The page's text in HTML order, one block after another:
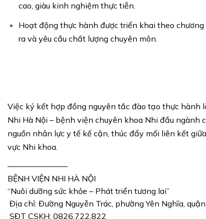
cao, giàu kinh nghiệm thực tiễn.
Hoạt động thực hành được triển khai theo
ra và yêu cầu chất lượng chuyên môn.
Việc ký kết hợp đồng nguyên tắc đào tạo thực
Nhi Hà Nội – bệnh viện chuyên khoa Nhi đầu
nguồn nhân lực y tế kế cận, thúc đẩy mối liên kết
vực Nhi khoa.
———————–
BỆNH VIỆN NHI HÀ NỘI
“Nuôi dưỡng sức khỏe – Phát triển tương lai”
Địa chỉ: Đường Nguyễn Trác, phường Yên Nghĩa,
SĐT CSKH: 0826.722.822